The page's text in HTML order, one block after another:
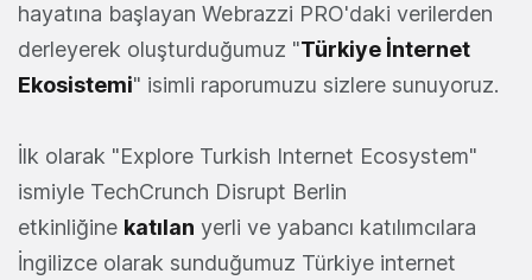
hayatına başlayan Webrazzi PRO'daki verilerden
derleyerek oluşturduğumuz "Türkiye İnternet
Ekosistemi" isimli raporumuzu sizlere sunuyoruz.
İlk olarak "Explore Turkish Internet Ecosystem"
ismiyle TechCrunch Disrupt Berlin
etkinliğine katılan yerli ve yabancı katılımcılara
İngilizce olarak sunduğumuz Türkiye internet